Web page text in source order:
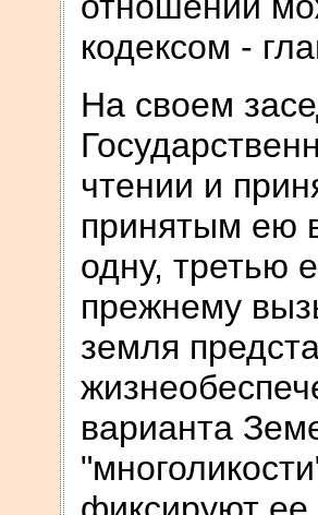
ко­дексом -
На своем
чтении и
принятым ею
одну, третью
прежнему
земля
варианта